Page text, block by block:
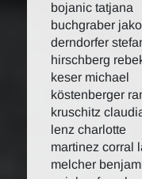
bojanic tatjana
buchgraber
derndorfer
hirschberg
keser michael
köstenberger
kruschitz
lenz charlotte
martinez corral
melcher